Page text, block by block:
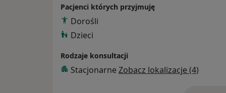
Zajmuje się diagnozowaniem i leczeniem
dorosłych i dzieci.
Pacjenci których przyjmuję
Dorośli
Dzieci
Rodzaje konsultacji
Stacjonarne Zobacz lokalizacje (4)